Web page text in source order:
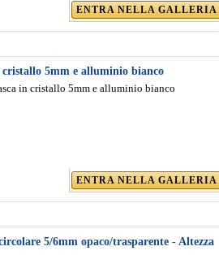
ENTRA NELLA GALLERIA
cristallo 5mm e alluminio bianco
in cristallo 5mm e alluminio bianco
ENTRA NELLA GALLERIA
5/6mm opaco/trasparente - Altezza